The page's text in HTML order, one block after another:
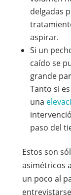
delgadas
aspirar.
Si un
caído se
grande
Tanto si
una
paso del
Estos son
asimétricos
un poco al